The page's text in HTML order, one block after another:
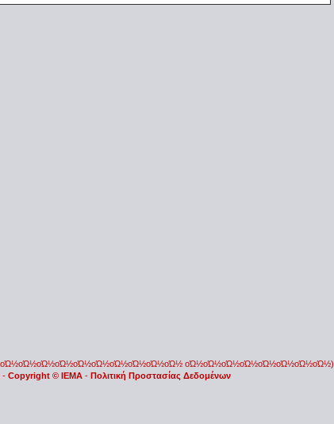
οΏ½οΏ½οΏ½οΏ½οΏ½οΏ½οΏ½οΏ½)
- Copyright © IEMA - Πολιτική Προστασίας Δεδομένων